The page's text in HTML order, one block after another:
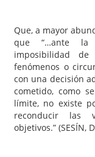
Que, a mayor
que “…ante la
imposibilidad
fenómenos o
con una decisión
cometido, como
límite, no existe
reconducir las
objetivos.” (SESÍN,